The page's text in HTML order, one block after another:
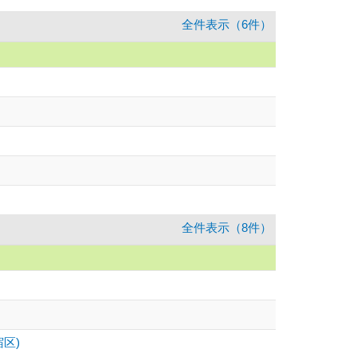
全件表示（6件）
全件表示（8件）
区)